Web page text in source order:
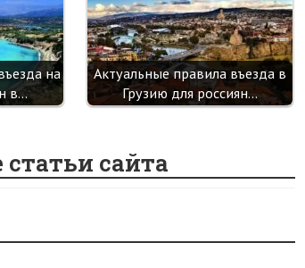
на
в…
Актуальные правила въезда в
Грузию для россиян…
сайта